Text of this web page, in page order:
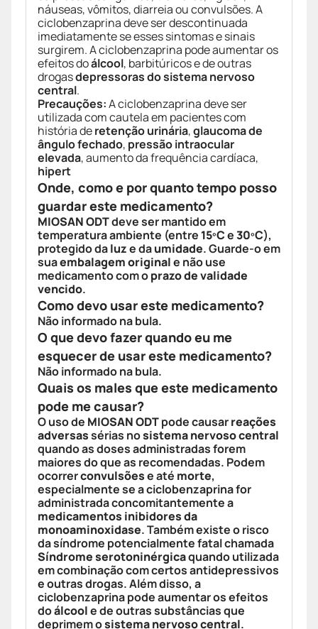
náuseas, vômitos, diarreia ou convulsões. A
ciclobenzaprina deve ser descontinuada
imediatamente se esses sintomas e sinais
surgirem. A ciclobenzaprina pode aumentar os
efeitos doálcool, barbitúricos e de outras
drogasdepressoras do sistema nervoso
central.
Precauções:A ciclobenzaprina deve ser
utilizada com cautela em pacientes com
história deretenção urinária,glaucoma de
ângulo fechado, pressão intraocular
elevada, aumento da frequência cardíaca,
hipert
Onde, como e por quanto tempo posso
guardar este medicamento?
MIOSAN ODTdeve ser mantido em
temperatura ambiente (entre 15ºCe30ºC),
protegido daluze daumidade. Guarde-o em
suaembalagem originale não use
medicamento com oprazo de validade
vencido.
Como devo usar este medicamento?
Não informado na bula.
O que devo fazer quando eu me
esquecer de usar este medicamento?
Não informado na bula.
Quais os males que este medicamento
pode me causar?
O uso de MIOSAN ODTpode causarreações
adversassérias nosistema nervoso central
quando as doses administradas forem
maiores do que as recomendadas. Podem
ocorrerconvulsõese até morte,
especialmente se a ciclobenzaprina for
administrada concomitantemente a
medicamentos inibidores da
monoaminoxidase. Também existe o risco
da síndrome potencialmente fatal chamada
Síndrome serotoninérgicaquando utilizada
em combinação com certos antidepressivos
e outras drogas. Além disso, a
ciclobenzaprina pode aumentar os efeitos
doálcoole de outras substâncias que
deprimem osistema nervoso central.